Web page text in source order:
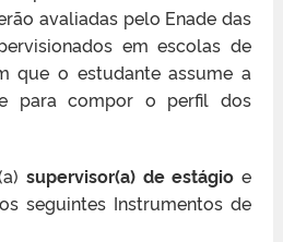
avaliadas pelo Enade das
em escolas de
que o estudante assume a
para compor o perfil dos
supervisor(a) de estágio e
seguintes Instrumentos de